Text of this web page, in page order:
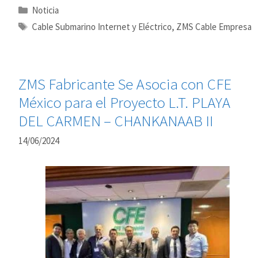
Categorías
Noticia
Etiquetas
Cable Submarino Internet y Eléctrico, ZMS Cable Empresa
ZMS Fabricante Se Asocia con CFE
México para el Proyecto L.T. PLAYA
DEL CARMEN – CHANKANAAB II
14/06/2024